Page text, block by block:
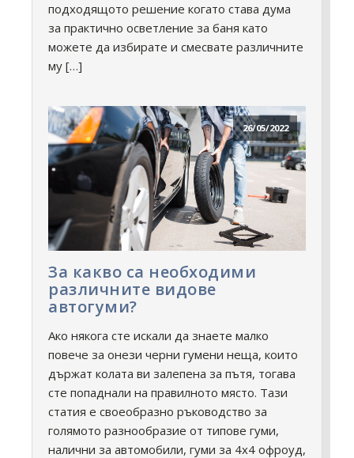
подходящото решение когато става дума
за практично осветление за баня като
можете да избирате и смесвате различните
му […]
26/05/2022
За какво са необходими
различните видове
автогуми?
Ако някога сте искали да знаете малко
повече за онези черни гумени неща, които
държат колата ви залепена за пътя, тогава
сте попаднали на правилното място. Тази
статия е своеобразно ръководство за
голямото разнообразие от типове гуми,
налични за автомобили, гуми за 4x4 офроуд,